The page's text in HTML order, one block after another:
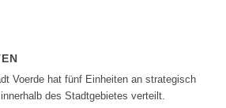
Voerde hat fünf Einheiten an strategisch
des Stadtgebietes verteilt.